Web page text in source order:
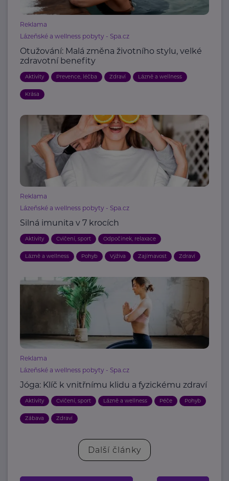
Reklama
Lázeňské a wellness pobyty - Spa.cz
Otužování: Malá změna životního stylu, velké
zdravotní benefity
Aktivity Prevence, léčba Zdraví Lázně a wellness
Krása
Reklama
Lázeňské a wellness pobyty - Spa.cz
Silná imunita v 7 krocích
Aktivity Cvičení, sport Odpočinek, relaxace
Lázně a wellness Pohyb Výživa Zajímavost Zdraví
Reklama
Lázeňské a wellness pobyty - Spa.cz
Jóga: Klíč k vnitřnímu klidu a fyzickému zdraví
Aktivity Cvičení, sport Lázně a wellness Péče Pohyb
Zábava Zdraví
Další články